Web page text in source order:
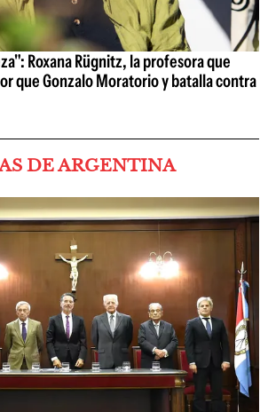
Roxana Rügnitz, la profesora que
que Gonzalo Moratorio y batalla contra
DE ARGENTINA